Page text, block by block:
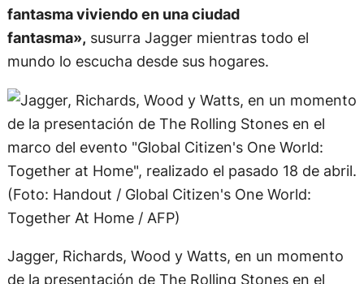
Jagger, Richards, Wood y Watts, en un momento
de la presentación de The Rolling Stones en el
marco del evento «Global Citizen’s One World:
Together at Home», realizado el pasado 18 de
abril. (Foto: Handout / Global Citizen’s One World:
Together At Home / AFP)